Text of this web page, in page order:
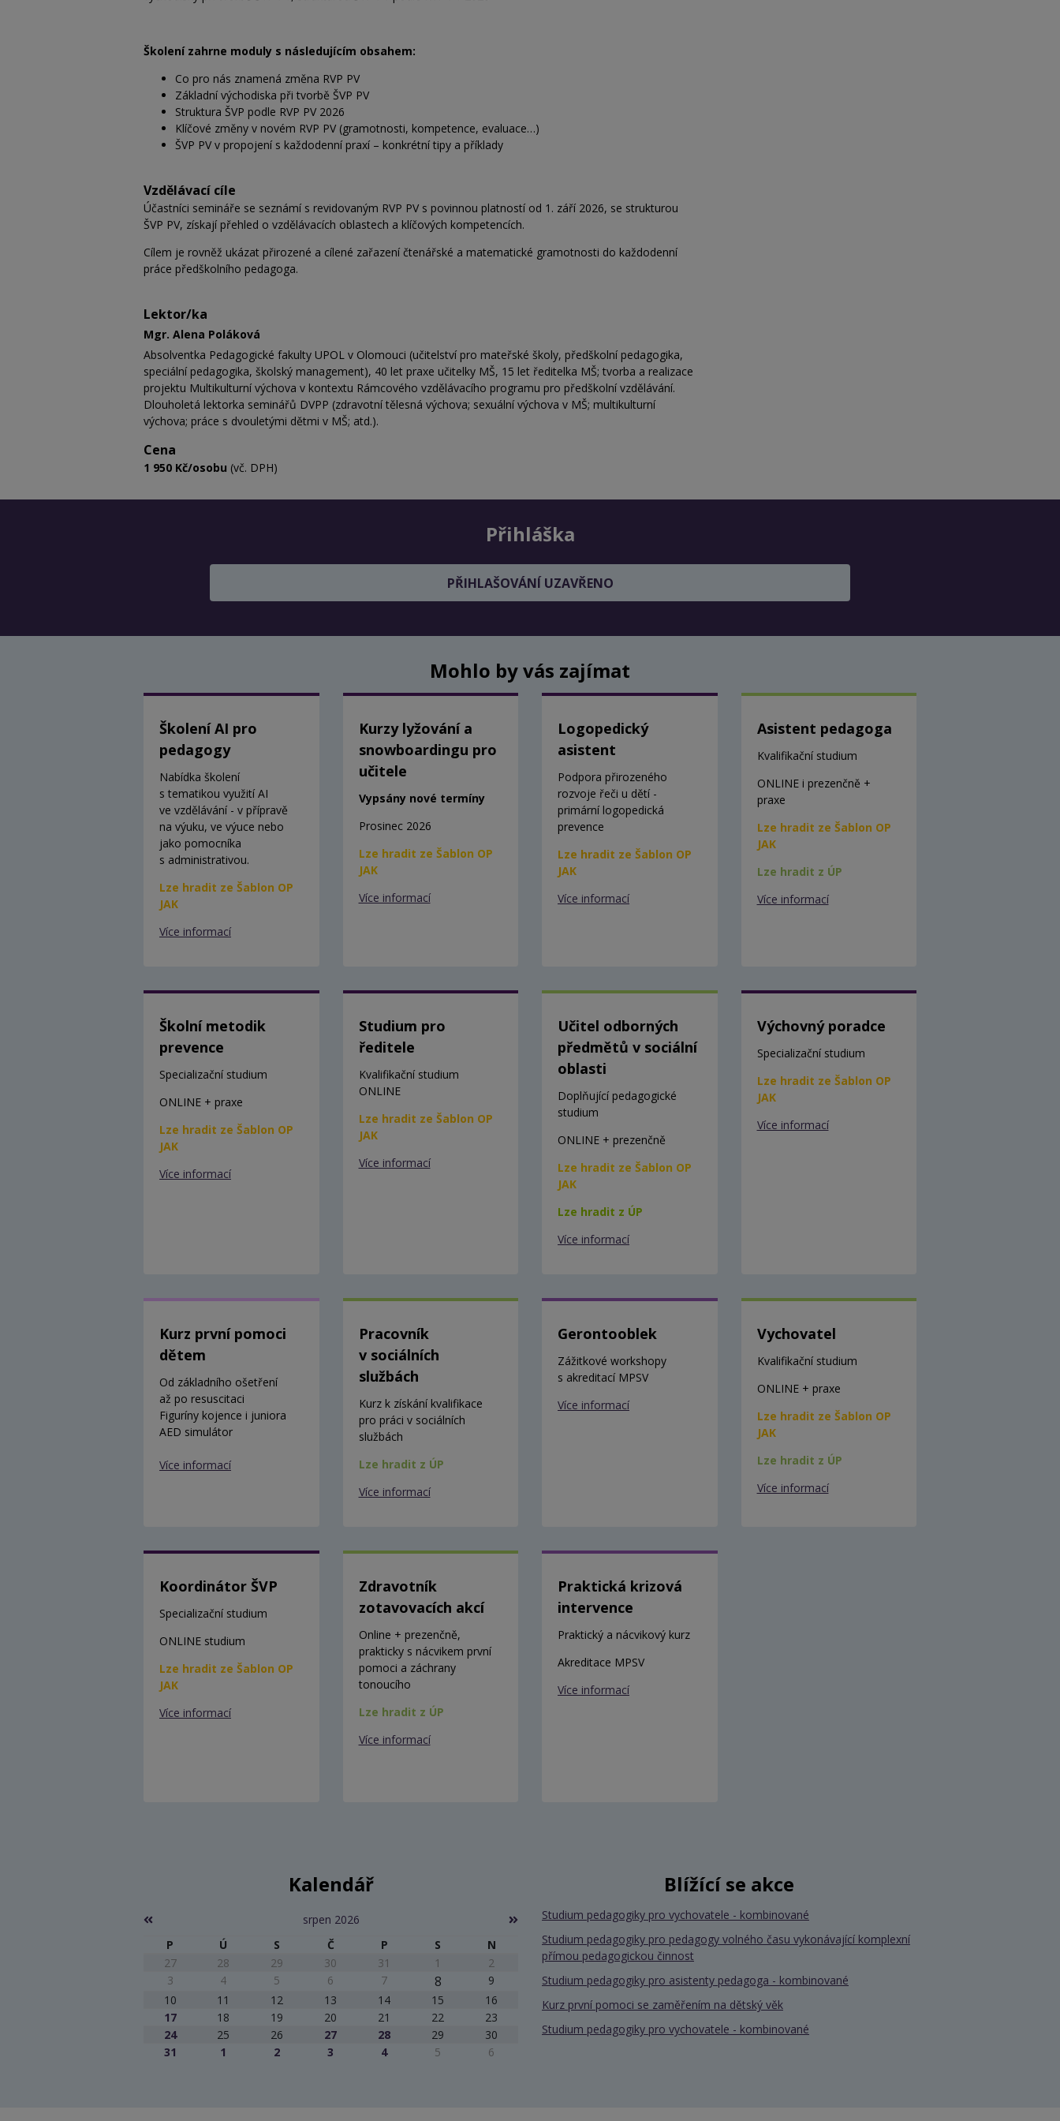
Školení zahrne moduly s následujícím obsahem:
Co pro nás znamená změna RVP PV
Základní východiska při tvorbě ŠVP PV
Struktura ŠVP podle RVP PV 2026
Klíčové změny v novém RVP PV (gramotnosti, kompetence, evaluace…)
ŠVP PV v propojení s každodenní praxí – konkrétní tipy a příklady
Vzdělávací cíle
Účastníci semináře se seznámí s revidovaným RVP PV s povinnou platností od 1. září 2026, se strukturou
ŠVP PV, získají přehled o vzdělávacích oblastech a klíčových kompetencích.
Cílem je rovněž ukázat přirozené a cílené zařazení čtenářské a matematické gramotnosti do každodenní
práce předškolního pedagoga.
Lektor/ka
Mgr. Alena Poláková
Absolventka Pedagogické fakulty UPOL v Olomouci (učitelství pro mateřské školy, předškolní pedagogika,
speciální pedagogika, školský management), 40 let praxe učitelky MŠ, 15 let ředitelka MŠ; tvorba a realizace
projektu Multikulturní výchova v kontextu Rámcového vzdělávacího programu pro předškolní vzdělávání.
Dlouholetá lektorka seminářů DVPP (zdravotní tělesná výchova; sexuální výchova v MŠ; multikulturní
výchova; práce s dvouletými dětmi v MŠ; atd.).
Cena
1 950 Kč/osobu (vč. DPH)
Přihláška
PŘIHLAŠOVÁNÍ UZAVŘENO
Mohlo by vás zajímat
Školení AI pro
pedagogy
Nabídka školení
s tematikou využití AI
ve vzdělávání - v přípravě
na výuku, ve výuce nebo
jako pomocníka
s administrativou.
Lze hradit ze Šablon OP
JAK
Více informací
Kurzy lyžování a
snowboardingu pro
učitele
Vypsány nové termíny
Prosinec 2026
Lze hradit ze Šablon OP
JAK
Více informací
Logopedický
asistent
Podpora přirozeného
rozvoje řeči u dětí -
primární logopedická
prevence
Lze hradit ze Šablon OP
JAK
Více informací
Asistent pedagoga
Kvalifikační studium
ONLINE i prezenčně +
praxe
Lze hradit ze Šablon OP
JAK
Lze hradit z ÚP
Více informací
Školní metodik
prevence
Specializační studium
ONLINE + praxe
Lze hradit ze Šablon OP
JAK
Více informací
Studium pro
ředitele
Kvalifikační studium
ONLINE
Lze hradit ze Šablon OP
JAK
Více informací
Učitel odborných
předmětů v sociální
oblasti
Doplňující pedagogické
studium
ONLINE + prezenčně
Lze hradit ze Šablon OP
JAK
Lze hradit z ÚP
Více informací
Výchovný poradce
Specializační studium
Lze hradit ze Šablon OP
JAK
Více informací
Kurz první pomoci
dětem
Od základního ošetření
až po resuscitaci
Figuríny kojence i juniora
AED simulátor
Více informací
Pracovník
v sociálních
službách
Kurz k získání kvalifikace
pro práci v sociálních
službách
Lze hradit z ÚP
Více informací
Gerontooblek
Zážitkové workshopy
s akreditací MPSV
Více informací
Vychovatel
Kvalifikační studium
ONLINE + praxe
Lze hradit ze Šablon OP
JAK
Lze hradit z ÚP
Více informací
Koordinátor ŠVP
Specializační studium
ONLINE studium
Lze hradit ze Šablon OP
JAK
Více informací
Zdravotník
zotavovacích akcí
Online + prezenčně,
prakticky s nácvikem první
pomoci a záchrany
tonoucího
Lze hradit z ÚP
Více informací
Praktická krizová
intervence
Praktický a nácvikový kurz
Akreditace MPSV
Více informací
Kalendář
srpen 2026
P
Ú S Č P S
N
27
28 29 30 31 1
2
3
4 5 6 7 8
9
10
11 12 13 14 15
16
17
18 19 20 21 22
23
24
25 26 27 28 29
30
31
1 2 3 4 5 6
Blížící se akce
Studium pedagogiky pro vychovatele - kombinované
Studium pedagogiky pro pedagogy volného času vykonávající komplexní
přímou pedagogickou činnost
Studium pedagogiky pro asistenty pedagoga - kombinované
Kurz první pomoci se zaměřením na dětský věk
Studium pedagogiky pro vychovatele - kombinované